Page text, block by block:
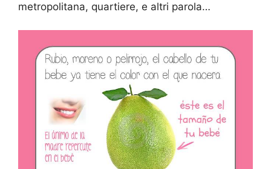
metropolitana, quartiere, e altri parola…